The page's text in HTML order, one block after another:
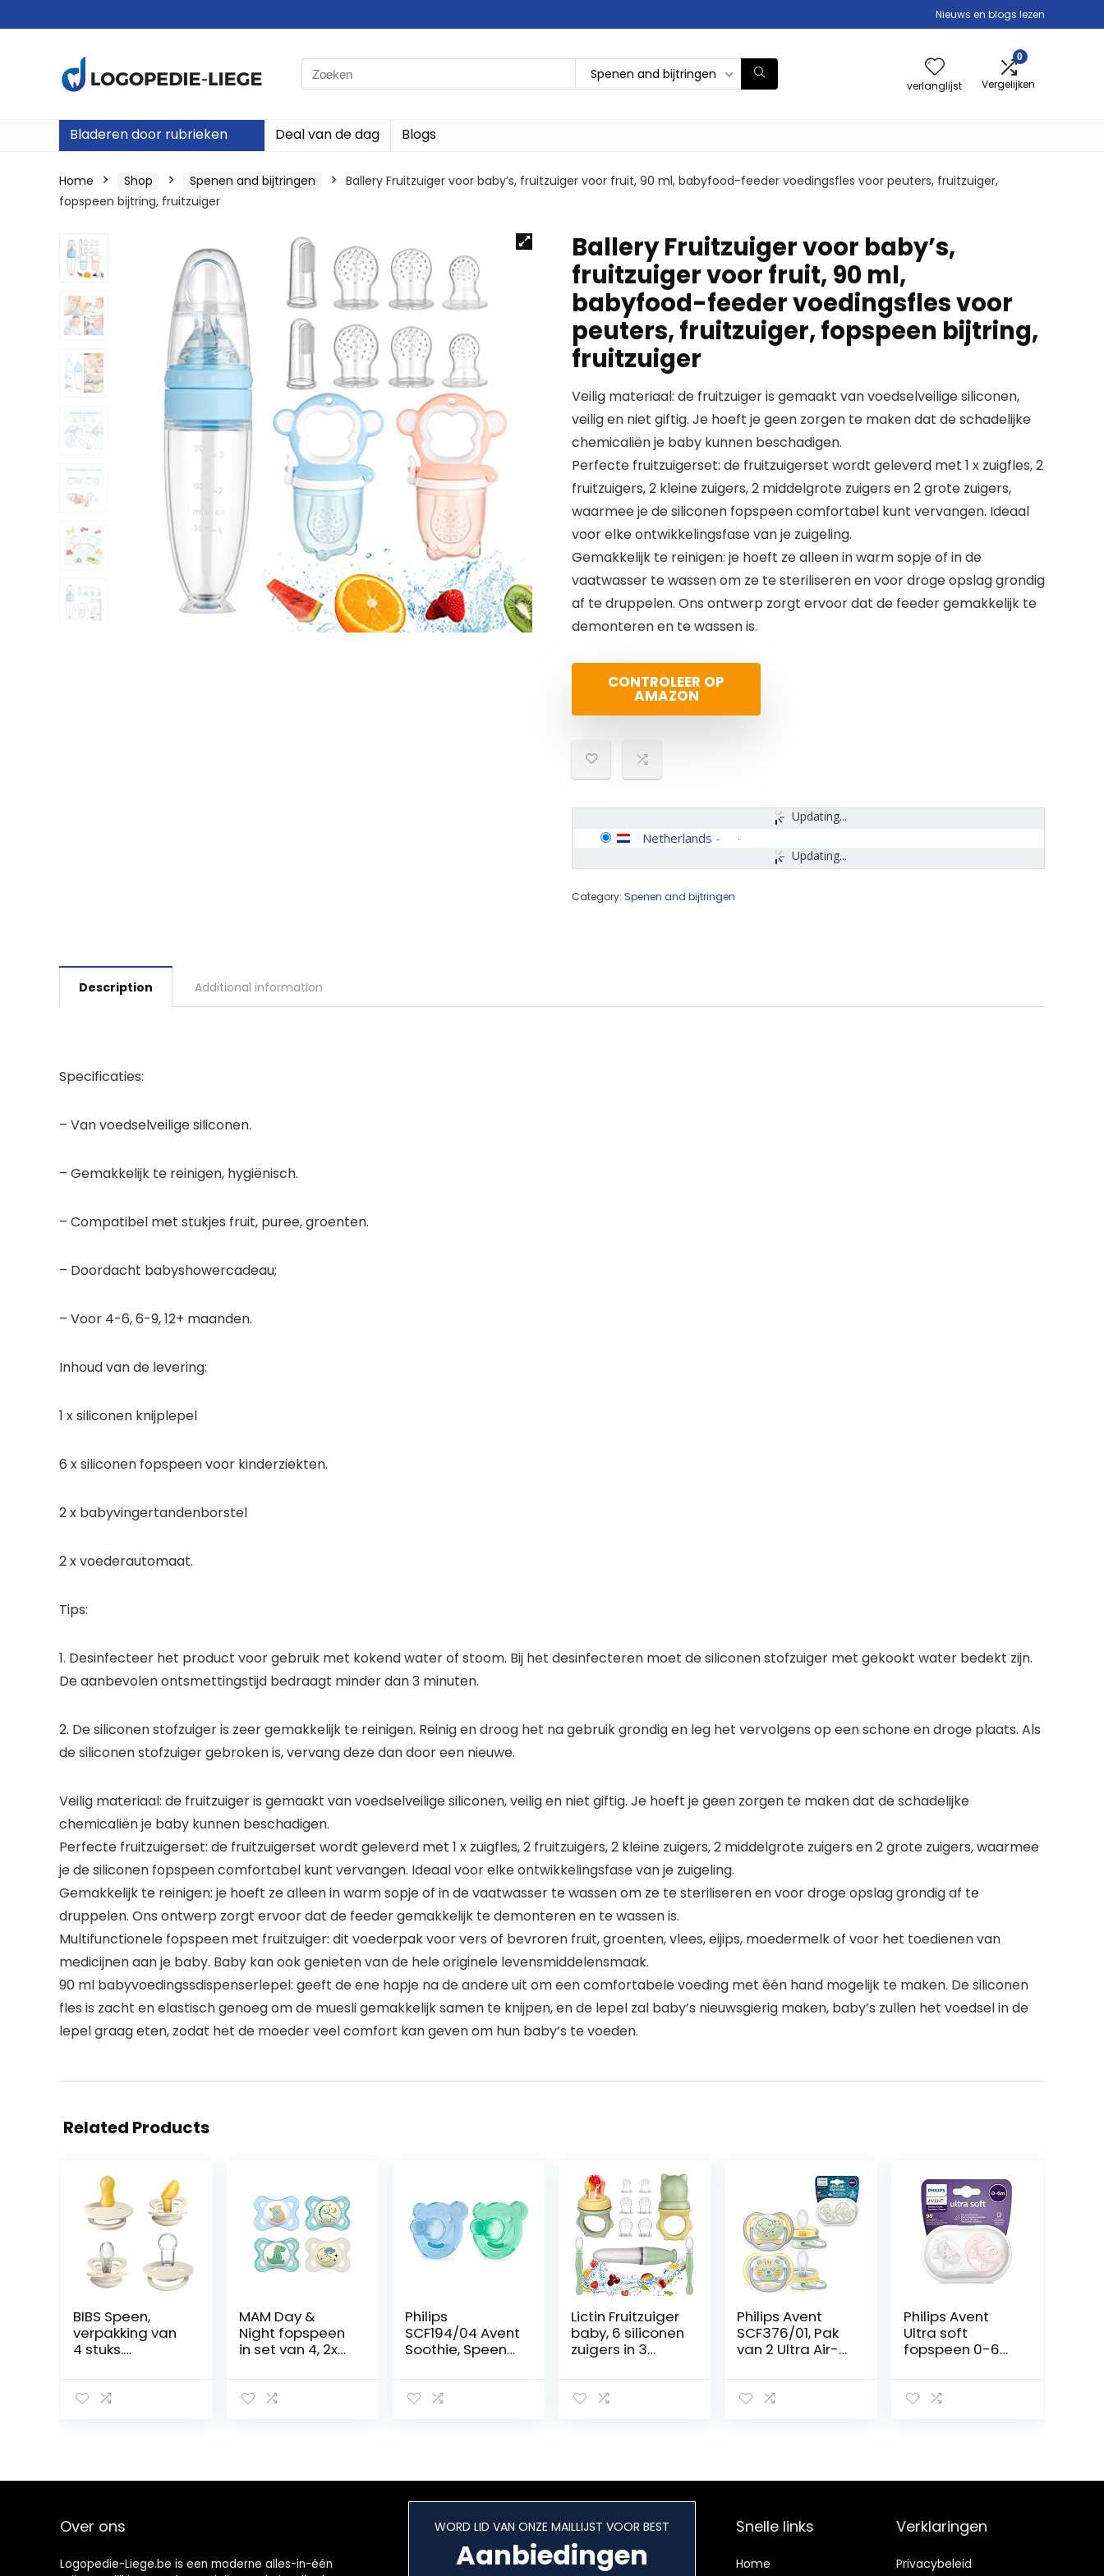
Nieuws en blogs lezen
Search
for:
Spenen and bijtringen
verlanglijst
0
Vergelijken
Bladeren door rubrieken Deal van de dag Blogs
Home Shop Spenen and bijtringen
Ballery Fruitzuiger voor baby’s, fruitzuiger voor fruit, 90 ml, babyfood-feeder voedingsfles voor peuters, fruitzuiger,
fopspeen bijtring, fruitzuiger
Ballery Fruitzuiger voor baby’s,
fruitzuiger voor fruit, 90 ml,
babyfood-feeder voedingsfles voor
peuters, fruitzuiger, fopspeen bijtring,
fruitzuiger
Veilig materiaal: de fruitzuiger is gemaakt van voedselveilige siliconen,
veilig en niet giftig. Je hoeft je geen zorgen te maken dat de schadelijke
chemicaliën je baby kunnen beschadigen.
Perfecte fruitzuigerset: de fruitzuigerset wordt geleverd met 1 x zuigfles, 2
fruitzuigers, 2 kleine zuigers, 2 middelgrote zuigers en 2 grote zuigers,
waarmee je de siliconen fopspeen comfortabel kunt vervangen. Ideaal
voor elke ontwikkelingsfase van je zuigeling.
Gemakkelijk te reinigen: je hoeft ze alleen in warm sopje of in de
vaatwasser te wassen om ze te steriliseren en voor droge opslag grondig
af te druppelen. Ons ontwerp zorgt ervoor dat de feeder gemakkelijk te
demonteren en te wassen is.
CONTROLEER OP
AMAZON
Updating...
Updating...
Netherlands -
Category: Spenen and bijtringen
Description Additional information
Specificaties:
– Van voedselveilige siliconen.
– Gemakkelijk te reinigen, hygiënisch.
– Compatibel met stukjes fruit, puree, groenten.
– Doordacht babyshowercadeau;
– Voor 4-6, 6-9, 12+ maanden.
Inhoud van de levering:
1 x siliconen knijplepel
6 x siliconen fopspeen voor kinderziekten.
2 x babyvingertandenborstel
2 x voederautomaat.
Tips:
1. Desinfecteer het product voor gebruik met kokend water of stoom. Bij het desinfecteren moet de siliconen stofzuiger met gekookt water bedekt zijn.
De aanbevolen ontsmettingstijd bedraagt minder dan 3 minuten.
2. De siliconen stofzuiger is zeer gemakkelijk te reinigen. Reinig en droog het na gebruik grondig en leg het vervolgens op een schone en droge plaats. Als
de siliconen stofzuiger gebroken is, vervang deze dan door een nieuwe.
Veilig materiaal: de fruitzuiger is gemaakt van voedselveilige siliconen, veilig en niet giftig. Je hoeft je geen zorgen te maken dat de schadelijke
chemicaliën je baby kunnen beschadigen.
Perfecte fruitzuigerset: de fruitzuigerset wordt geleverd met 1 x zuigfles, 2 fruitzuigers, 2 kleine zuigers, 2 middelgrote zuigers en 2 grote zuigers, waarmee
je de siliconen fopspeen comfortabel kunt vervangen. Ideaal voor elke ontwikkelingsfase van je zuigeling.
Gemakkelijk te reinigen: je hoeft ze alleen in warm sopje of in de vaatwasser te wassen om ze te steriliseren en voor droge opslag grondig af te
druppelen. Ons ontwerp zorgt ervoor dat de feeder gemakkelijk te demonteren en te wassen is.
Multifunctionele fopspeen met fruitzuiger: dit voederpak voor vers of bevroren fruit, groenten, vlees, eijips, moedermelk of voor het toedienen van
medicijnen aan je baby. Baby kan ook genieten van de hele originele levensmiddelensmaak.
90 ml babyvoedingssdispenserlepel: geeft de ene hapje na de andere uit om een comfortabele voeding met één hand mogelijk te maken. De siliconen
fles is zacht en elastisch genoeg om de muesli gemakkelijk samen te knijpen, en de lepel zal baby’s nieuwsgierig maken, baby’s zullen het voedsel in de
lepel graag eten, zodat het de moeder veel comfort kan geven om hun baby’s te voeden.
Related Products
BIBS Speen,
verpakking van
4 stuks.
BPA-vrij, Ronde,
Siliconen, Maat 1
MAM Day &
Night fopspeen
in set van 4, 2x
speentjes,
doosje, 0-6
Philips
SCF194/04 Avent
Soothie, Speen
Jongens, Set
Lictin Fruitzuiger
baby, 6 siliconen
zuigers in 3
babyveiligheidsl
bijvoeding als
groente en pap
Philips Avent
SCF376/01, Pak
van 2 Ultra Air-
Zachte speen
Philips Avent
Ultra soft
fopspeen 0-6
ml (1er-pakket)
Over ons
Logopedie-Liege.be is een moderne alles-in-één
WORD LID VAN ONZE MAILLIJST VOOR BEST
Aanbiedingen
Snelle links
Home
Verklaringen
Privacybeleid